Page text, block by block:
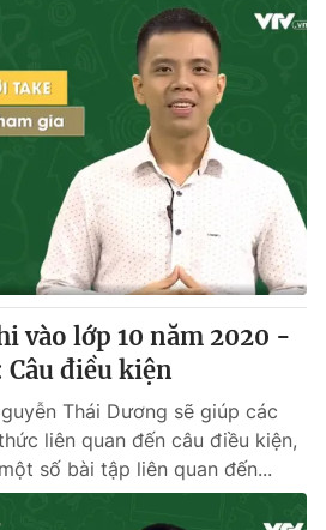
vào lớp 10 năm 2020 -
điều kiện
Thái Dương sẽ giúp các
liên quan đến câu điều kiện,
số bài tập liên quan đến...